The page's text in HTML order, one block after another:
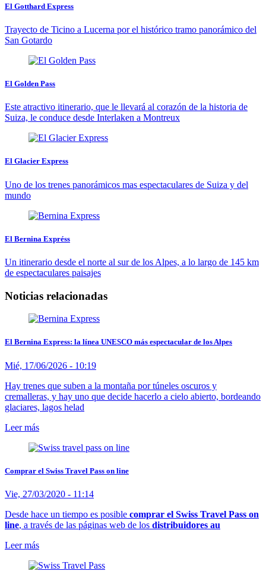
El Gotthard Express
Trayecto de Ticino a Lucerna por el histórico tramo panorámico del
San Gotardo
El Golden Pass
Este atractivo itinerario, que le llevará al corazón de la historia de
Suiza, le conduce desde Interlaken a Montreux
El Glacier Express
Uno de los trenes panorámicos mas espectaculares de Suiza y del
mundo
El Bernina Expréss
Un itinerario desde el norte al sur de los Alpes, a lo largo de 145 km
de espectaculares paisajes
Noticias relacionadas
El Bernina Express: la línea UNESCO más espectacular de los Alpes
Mié, 17/06/2026 - 10:19
Hay trenes que suben a la montaña por túneles oscuros y
cremalleras, y hay uno que decide hacerlo a cielo abierto, bordeando
glaciares, lagos helad
Leer más
Comprar el Swiss Travel Pass on line
Vie, 27/03/2020 - 11:14
Desde hace un tiempo es posible comprar el Swiss Travel Pass on
line, a través de las páginas web de los distribuidores au
Leer más